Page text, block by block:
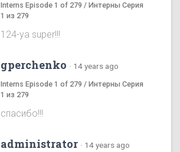
Interns Episode 1 of 279 / Интерны Серия
1 из 279
124-ya super!!!
gperchenko · 14 years ago
Interns Episode 1 of 279 / Интерны Серия
1 из 279
спасибо!!!
administrator · 14 years ago